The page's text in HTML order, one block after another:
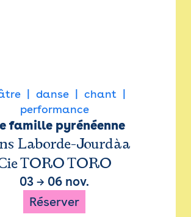
danse
chant
performance
famille pyrénéenne
Laborde-Jourdàa
TORO TORO
03 → 06 nov.
Réserver